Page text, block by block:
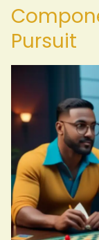
Pursuit